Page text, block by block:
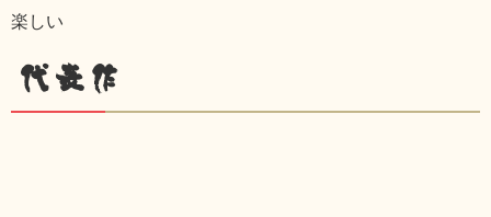
楽しい
代表作